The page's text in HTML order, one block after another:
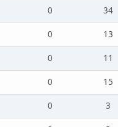
0
34
0
13
0
11
0
15
0
3